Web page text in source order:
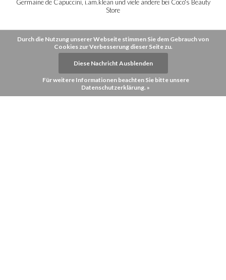
Germaine de Capuccini, i.am.klean und viele andere bei Coco's Beauty
Store
Durch die Nutzung unserer Webseite stimmen Sie dem Gebrauch von
Cookies zur Verbesserung dieser Seite zu.
Diese Nachricht Ausblenden
Für weitere Informationen beachten Sie bitte unsere
Datenschutzerklärung. »